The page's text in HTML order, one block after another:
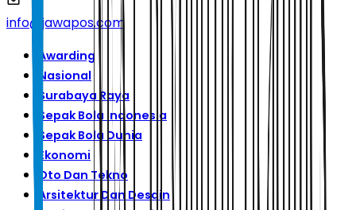
info@jawapos.com
Awarding
Nasional
Surabaya Raya
Sepak Bola Indonesia
Sepak Bola Dunia
Ekonomi
Oto Dan Tekno
Arsitektur Dan Desain